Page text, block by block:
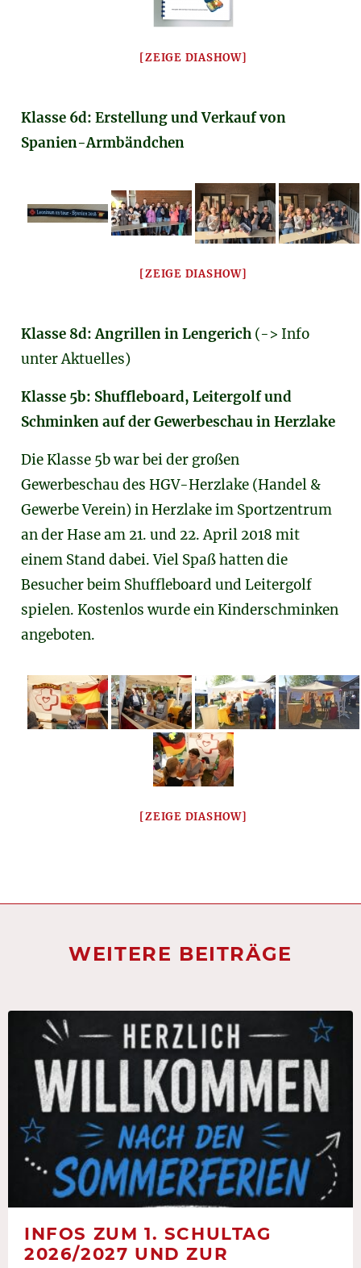
[ZEIGE DIASHOW]
Klasse 6d: Erstellung und Verkauf von
Spanien-Armbändchen
[ZEIGE DIASHOW]
Klasse 8d: Angrillen in Lengerich (-> Info
unter Aktuelles)
Klasse 5b: Shuffleboard, Leitergolf und
Schminken auf der Gewerbeschau in Herzlake
Die Klasse 5b war bei der großen
Gewerbeschau des HGV-Herzlake (Handel &
Gewerbe Verein) in Herzlake im Sportzentrum
an der Hase am 21. und 22. April 2018 mit
einem Stand dabei. Viel Spaß hatten die
Besucher beim Shuffleboard und Leitergolf
spielen. Kostenlos wurde ein Kinderschminken
angeboten.
[ZEIGE DIASHOW]
WEITERE BEITRÄGE
INFOS ZUM 1. SCHULTAG
2026/2027 UND ZUR